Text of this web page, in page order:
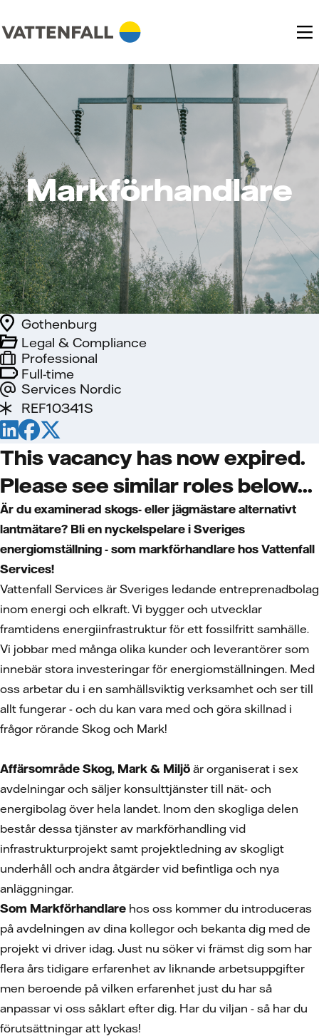
Markförhandlare
Full-time
Services Nordic
Legal & Compliance
Gothenburg
Professional
REF10341S
This vacancy has now expired.
Please see similar roles below...
Är du examinerad skogs- eller jägmästare alternativt
lantmätare? Bli en nyckelspelare i Sveriges
energiomställning - som markförhandlare hos Vattenfall
Services!
Vattenfall Services är Sveriges ledande entreprenadbolag
inom energi och elkraft. Vi bygger och utvecklar
framtidens energiinfrastruktur för ett fossilfritt samhälle.
Vi jobbar med många olika kunder och leverantörer som
innebär stora investeringar för energiomställningen. Med
oss arbetar du i en samhällsviktig verksamhet och ser till
allt fungerar - och du kan vara med och göra skillnad i
frågor rörande Skog och Mark!
Affärsområde Skog, Mark & Miljö är organiserat i sex
avdelningar och säljer konsulttjänster till nät- och
energibolag över hela landet. Inom den skogliga delen
består dessa tjänster av markförhandling vid
infrastrukturprojekt samt projektledning av skogligt
underhåll och andra åtgärder vid befintliga och nya
anläggningar.
Som Markförhandlare hos oss kommer du introduceras
på avdelningen av dina kollegor och bekanta dig med de
projekt vi driver idag. Just nu söker vi främst dig som har
flera års tidigare erfarenhet av liknande arbetsuppgifter
men beroende på vilken erfarenhet just du har så
anpassar vi oss såklart efter dig. Har du viljan - så har du
förutsättningar att lyckas!